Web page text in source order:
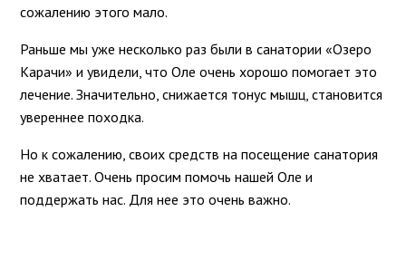
сожалению этого мало.
Раньше мы уже несколько раз были в санатории «Озеро
Карачи» и увидели, что Оле очень хорошо помогает это
лечение. Значительно, снижается тонус мышц, становится
увереннее походка.
Но к сожалению, своих средств на посещение санатория
не хватает. Очень просим помочь нашей Оле и
поддержать нас. Для нее это очень важно.